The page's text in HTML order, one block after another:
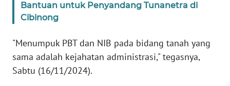
Bantuan untuk Penyandang Tunanetra di
Cibinong
"Menumpuk PBT dan NIB pada bidang tanah yang
sama adalah kejahatan administrasi," tegasnya,
Sabtu (16/11/2024).
WN
SULBAR
BABEL